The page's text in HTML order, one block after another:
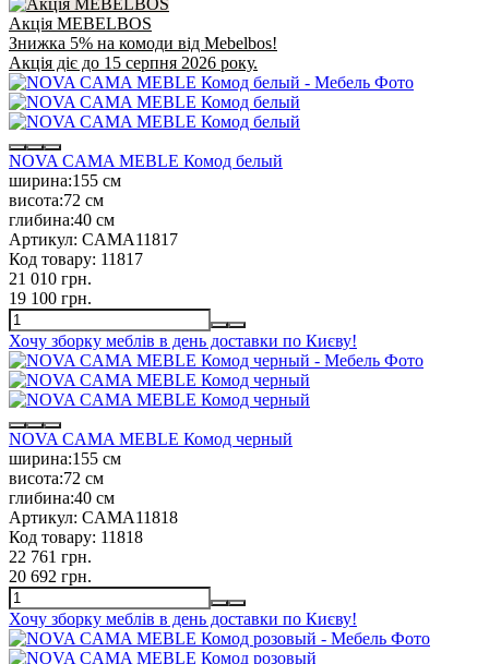
Акція MEBELBOS
Знижка 5% на комоди від Mebelbos!
Акція діє до 15 серпня 2026 року.
NOVA CAMA MEBLE Комод белый
ширина:155 см
висота:72 см
глибина:40 см
Артикул: CAMA11817
Код товару: 11817
21 010 грн.
19 100 грн.
Хочу зборку меблів в день доставки по Києву!
NOVA CAMA MEBLE Комод черный
ширина:155 см
висота:72 см
глибина:40 см
Артикул: CAMA11818
Код товару: 11818
22 761 грн.
20 692 грн.
Хочу зборку меблів в день доставки по Києву!